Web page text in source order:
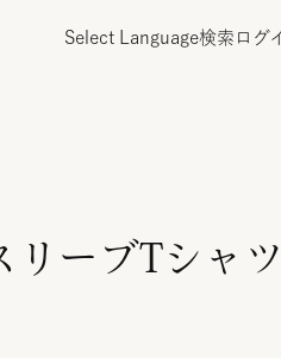
Select Language検索 ログ
リーブTシャツ